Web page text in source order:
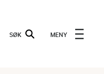
SØK MENY